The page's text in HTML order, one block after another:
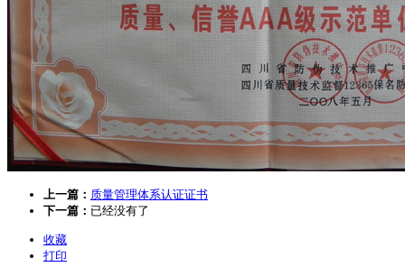
上一篇： 质量管理体系认证证书
下一篇： 已经没有了
收藏
打印